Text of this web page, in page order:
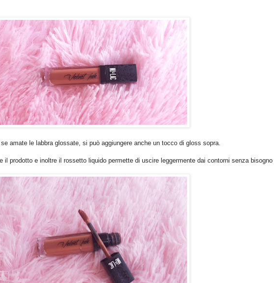
amate le labbra glossate, si può aggiungere anche un tocco di gloss sopra.
il prodotto e inoltre il rossetto liquido permette di uscire leggermente dai contorni senza bisogno